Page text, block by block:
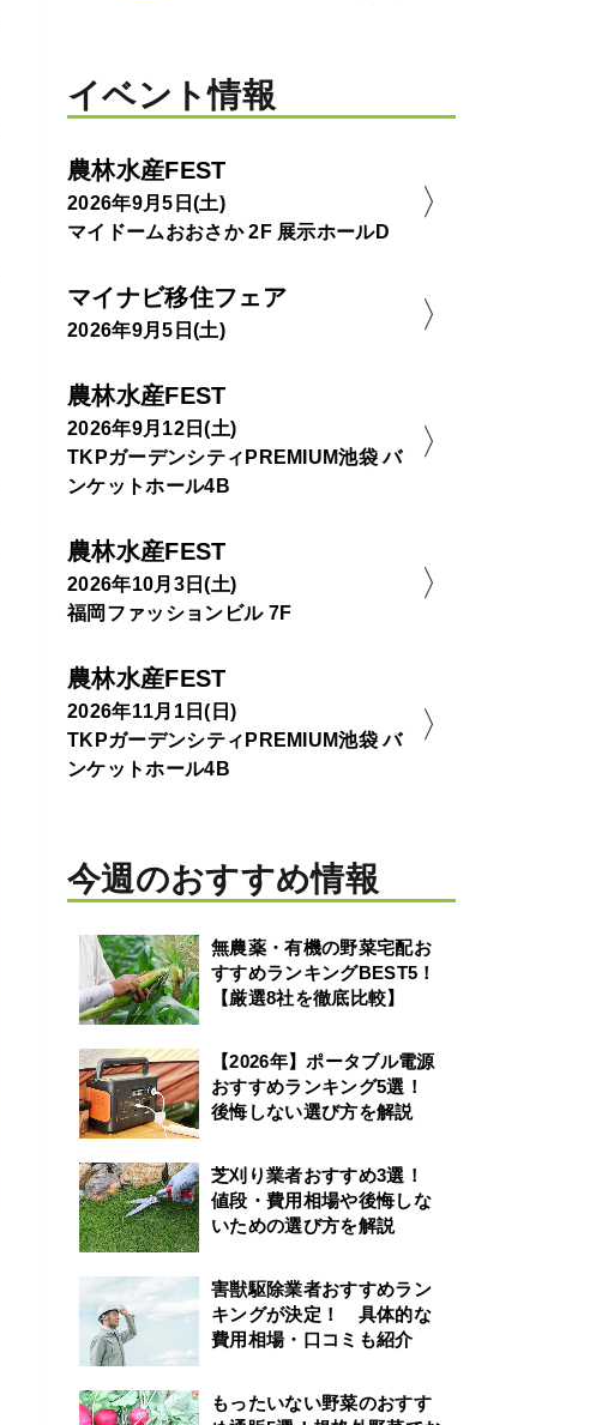
イベント情報
農林水産FEST
2026年9月5日(土)
マイドームおおさか 2F 展示ホールD
マイナビ移住フェア
2026年9月5日(土)
農林水産FEST
2026年9月12日(土)
TKPガーデンシティPREMIUM池袋 バ
ンケットホール4B
農林水産FEST
2026年10月3日(土)
福岡ファッションビル 7F
農林水産FEST
2026年11月1日(日)
TKPガーデンシティPREMIUM池袋 バ
ンケットホール4B
今週のおすすめ情報
無農薬・有機の野菜宅配お
すすめランキングBEST5！
【厳選8社を徹底比較】
【2026年】ポータブル電源
おすすめランキング5選！
後悔しない選び方を解説
芝刈り業者おすすめ3選！
値段・費用相場や後悔しな
いための選び方を解説
害獣駆除業者おすすめラン
キングが決定！ 具体的な
費用相場・口コミも紹介
もったいない野菜のおすす